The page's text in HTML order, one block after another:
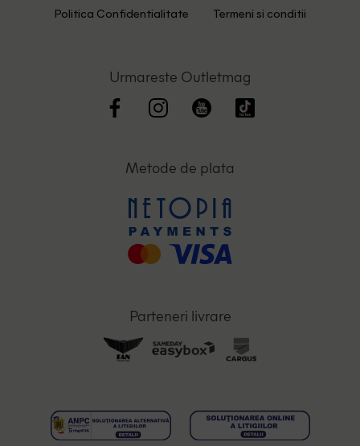
Politica Confidentialitate Termeni si conditii
Urmareste Outletmag
Metode de plata
Parteneri livrare